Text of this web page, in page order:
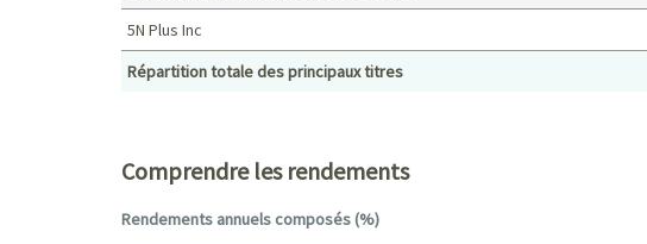
5N Plus Inc
Répartition totale des principaux titres
Comprendre les rendements
Rendements annuels composés (%)